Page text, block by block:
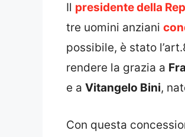
Il presidente della
tre uomini anziani
possibile, è stato
rendere la grazia a
e a Vitangelo Bini,
Con questa